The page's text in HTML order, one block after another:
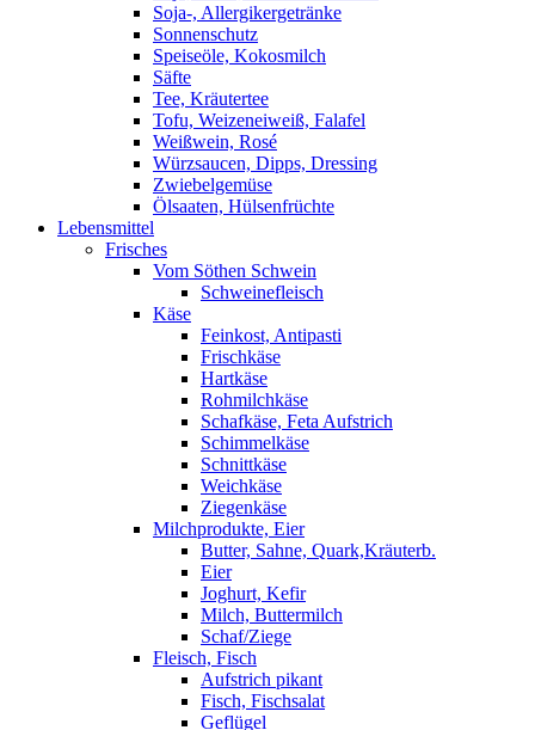
Soja-, Allergikergetränke
Sonnenschutz
Speiseöle, Kokosmilch
Säfte
Tee, Kräutertee
Tofu, Weizeneiweiß, Falafel
Weißwein, Rosé
Würzsaucen, Dipps, Dressing
Zwiebelgemüse
Ölsaaten, Hülsenfrüchte
Lebensmittel
Frisches
Vom Söthen Schwein
Schweinefleisch
Käse
Feinkost, Antipasti
Frischkäse
Hartkäse
Rohmilchkäse
Schafkäse, Feta Aufstrich
Schimmelkäse
Schnittkäse
Weichkäse
Ziegenkäse
Milchprodukte, Eier
Butter, Sahne, Quark,Kräuterb.
Eier
Joghurt, Kefir
Milch, Buttermilch
Schaf/Ziege
Fleisch, Fisch
Aufstrich pikant
Fisch, Fischsalat
Geflügel